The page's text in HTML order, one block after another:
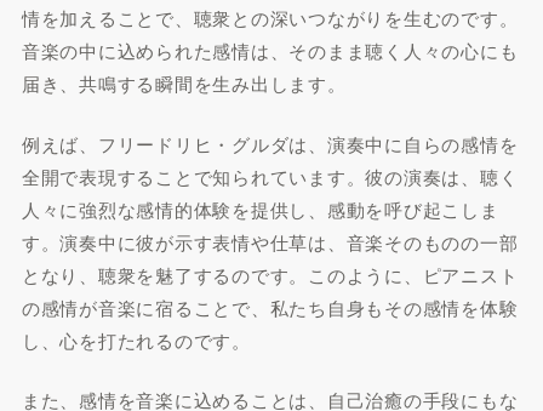
情を加えることで、聴衆との深いつながりを生むのです。
音楽の中に込められた感情は、そのまま聴く人々の心にも
届き、共鳴する瞬間を生み出します。
例えば、フリードリヒ・グルダは、演奏中に自らの感情を
全開で表現することで知られています。彼の演奏は、聴く
人々に強烈な感情的体験を提供し、感動を呼び起こしま
す。演奏中に彼が示す表情や仕草は、音楽そのものの一部
となり、聴衆を魅了するのです。このように、ピアニスト
の感情が音楽に宿ることで、私たち自身もその感情を体験
し、心を打たれるのです。
また、感情を音楽に込めることは、自己治癒の手段にもな